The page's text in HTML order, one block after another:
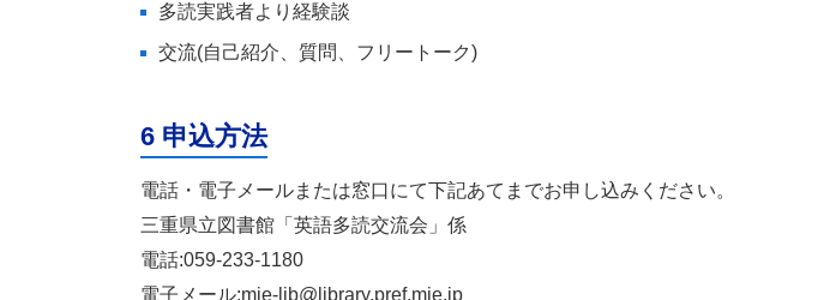
多読実践者より経験談
交流(自己紹介、質問、フリートーク)
6 申込方法
電話・電子メールまたは窓口にて下記あてまでお申し込みください。
三重県立図書館「英語多読交流会」係
電話:059-233-1180
電子メール:mie-lib@library.pref.mie.jp